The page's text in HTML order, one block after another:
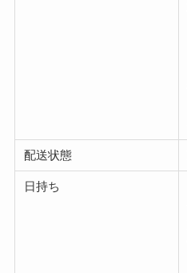
配送状態
日持ち